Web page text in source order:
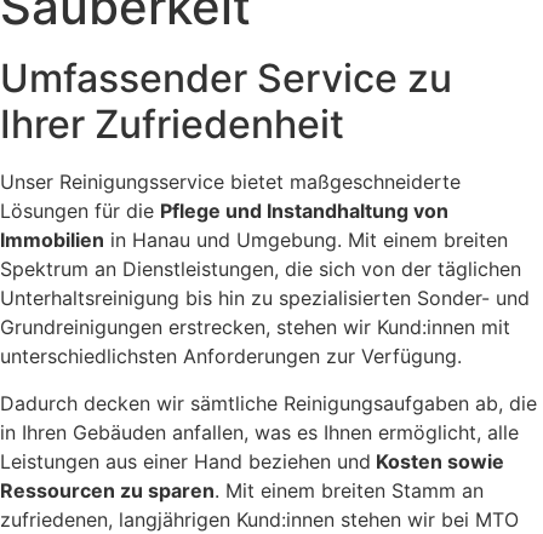
Umfassender Service zu
Ihrer Zufriedenheit
Unser Reinigungsservice bietet maßgeschneiderte
Lösungen für die Pflege und Instandhaltung von
Immobilien in Hanau und Umgebung. Mit einem breiten
Spektrum an Dienstleistungen, die sich von der täglichen
Unterhaltsreinigung bis hin zu spezialisierten Sonder- und
Grundreinigungen erstrecken, stehen wir Kund:innen mit
unterschiedlichsten Anforderungen zur Verfügung.
Dadurch decken wir sämtliche Reinigungsaufgaben ab, die
in Ihren Gebäuden anfallen, was es Ihnen ermöglicht, alle
Leistungen aus einer Hand beziehen und Kosten sowie
Ressourcen zu sparen. Mit einem breiten Stamm an
zufriedenen, langjährigen Kund:innen stehen wir bei MTO